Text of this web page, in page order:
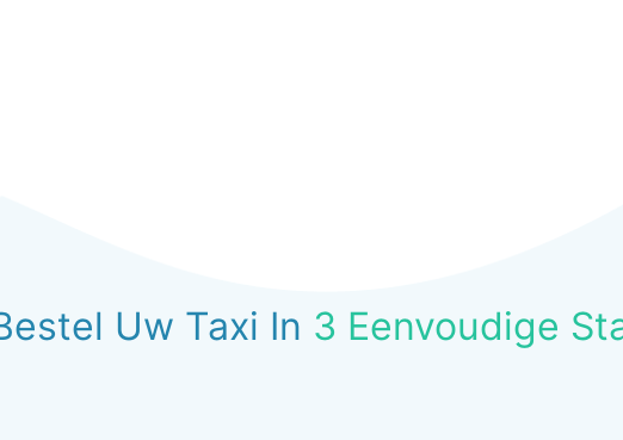
Uw Taxi In 3 Eenvoudige